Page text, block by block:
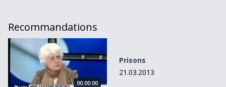
Recommandations
Prisons
00:00:00
Prisons
21.03.2013